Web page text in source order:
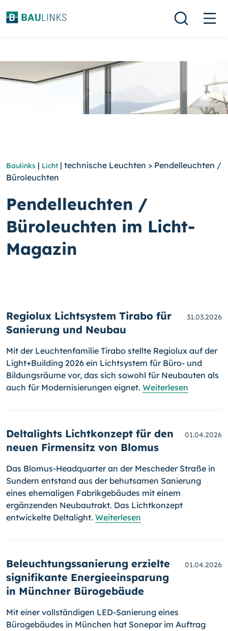
Baulinks | Licht | technische Leuchten > Pendelleuchten /
Büroleuchten
Pendelleuchten /
Büroleuchten im Licht-
Magazin
Regiolux Lichtsystem Tirabo für
Sanierung und Neubau
31.03.2026
Mit der Leuchtenfamilie Tirabo stellte Regiolux auf der
Light+Building 2026 ein Lichtsystem für Büro- und
Bildungsräume vor, das sich sowohl für Neubauten als
auch für Modernisierungen eignet. Weiterlesen
Deltalights Lichtkonzept für den
neuen Firmensitz von Blomus
01.04.2026
Das Blomus-Headquarter an der Mescheder Straße in
Sundern entstand aus der behutsamen Sanierung
eines ehemaligen Fabrikgebäudes mit einem
ergänzenden Neubautrakt. Das Lichtkonzept
entwickelte Deltalight. Weiterlesen
Beleuchtungssanierung erzielte
signifikante Energieeinsparung
in Münchner Bürogebäude
01.04.2026
Mit einer vollständigen LED-Sanierung eines
Bürogebäudes in München hat Sonepar im Auftrag